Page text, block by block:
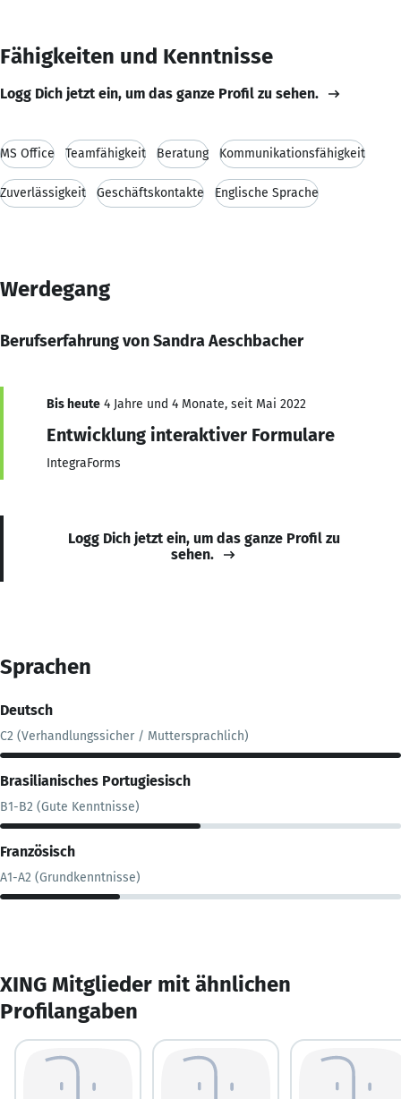
Fähigkeiten und Kenntnisse
Logg Dich jetzt ein, um das ganze Profil zu sehen.
MS Office Teamfähigkeit Beratung Kommunikationsfähigkeit
Zuverlässigkeit Geschäftskontakte Englische Sprache
Werdegang
Berufserfahrung von Sandra Aeschbacher
Bis heute 4 Jahre und 4 Monate, seit Mai 2022
Entwicklung interaktiver Formulare
IntegraForms
Logg Dich jetzt ein, um das ganze Profil zu
sehen.
Sprachen
Deutsch
C2 (Verhandlungssicher / Muttersprachlich)
Brasilianisches Portugiesisch
B1-B2 (Gute Kenntnisse)
Französisch
A1-A2 (Grundkenntnisse)
XING Mitglieder mit ähnlichen
Profilangaben